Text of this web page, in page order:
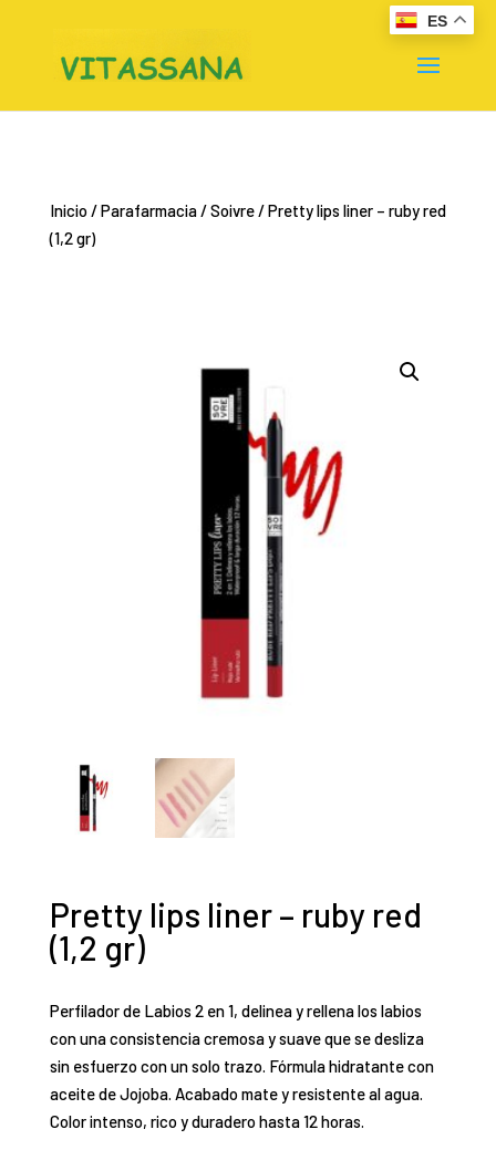
Inicio/Parafarmacia/Soivre/ Pretty lips liner – ruby red
(1,2 gr)
Pretty lips liner – ruby red
(1,2 gr)
Perfilador de Labios 2 en 1, delinea y rellena los labios
con una consistencia cremosa y suave que se desliza
sin esfuerzo con un solo trazo. Fórmula hidratante con
aceite de Jojoba. Acabado mate y resistente al agua.
Color intenso, rico y duradero hasta 12 horas.
ES